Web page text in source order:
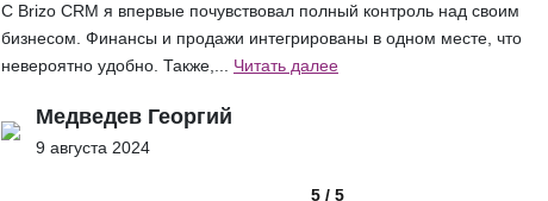
С Brizo CRM я впервые почувствовал полный контроль над своим
бизнесом. Финансы и продажи интегрированы в одном месте, что
невероятно удобно. Также,... Читать далее
Медведев Георгий
9 августа 2024
5 / 5